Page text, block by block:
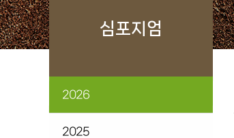
심포지엄
2026
2025